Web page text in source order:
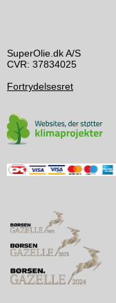
SuperOlie.dk A/S
CVR: 37834025
Fortrydelsesret